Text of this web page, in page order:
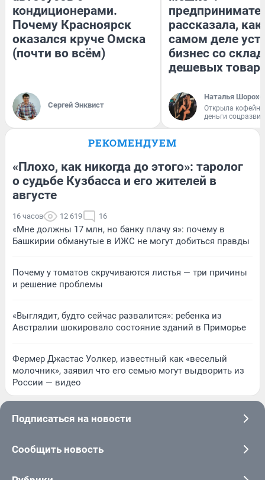
кондиционерами.
Почему Красноярск
оказался круче Омска
(почти во всём)
Сергей Энквист
рассказала, как
самом деле
бизнес со
дешевых
Наталья
Открыла
деньги
РЕКОМЕНДУЕМ
«Плохо, как никогда до этого»: таролог
о судьбе Кузбасса и его жителей в
августе
16 часов 12 619 16
«Мне должны 17 млн, но банку плачу я»: почему в
Башкирии обманутые в ИЖС не могут добиться правды
Почему у томатов скручиваются листья — три причины
и решение проблемы
«Выглядит, будто сейчас развалится»: ребенка из
Австралии шокировало состояние зданий в Приморье
Фермер Джастас Уолкер, известный как «веселый
молочник», заявил что его семью могут выдворить из
России — видео
Подписаться на новости
Сообщить новость